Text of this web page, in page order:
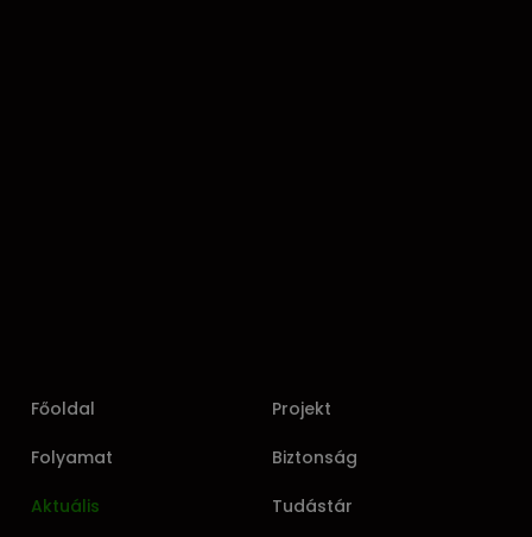
Főoldal Projekt
Folyamat Biztonság
Aktuális Tudástár